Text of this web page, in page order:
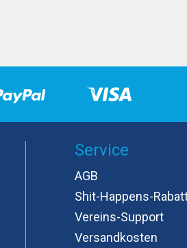
Service
AGB
Shit-Happens-
Vereins-Support
Versandkosten